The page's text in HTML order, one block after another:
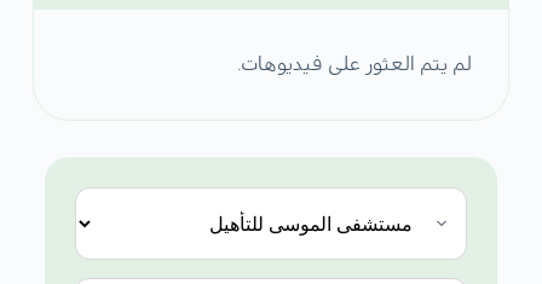
لم يتم العثور على فيديوهات.